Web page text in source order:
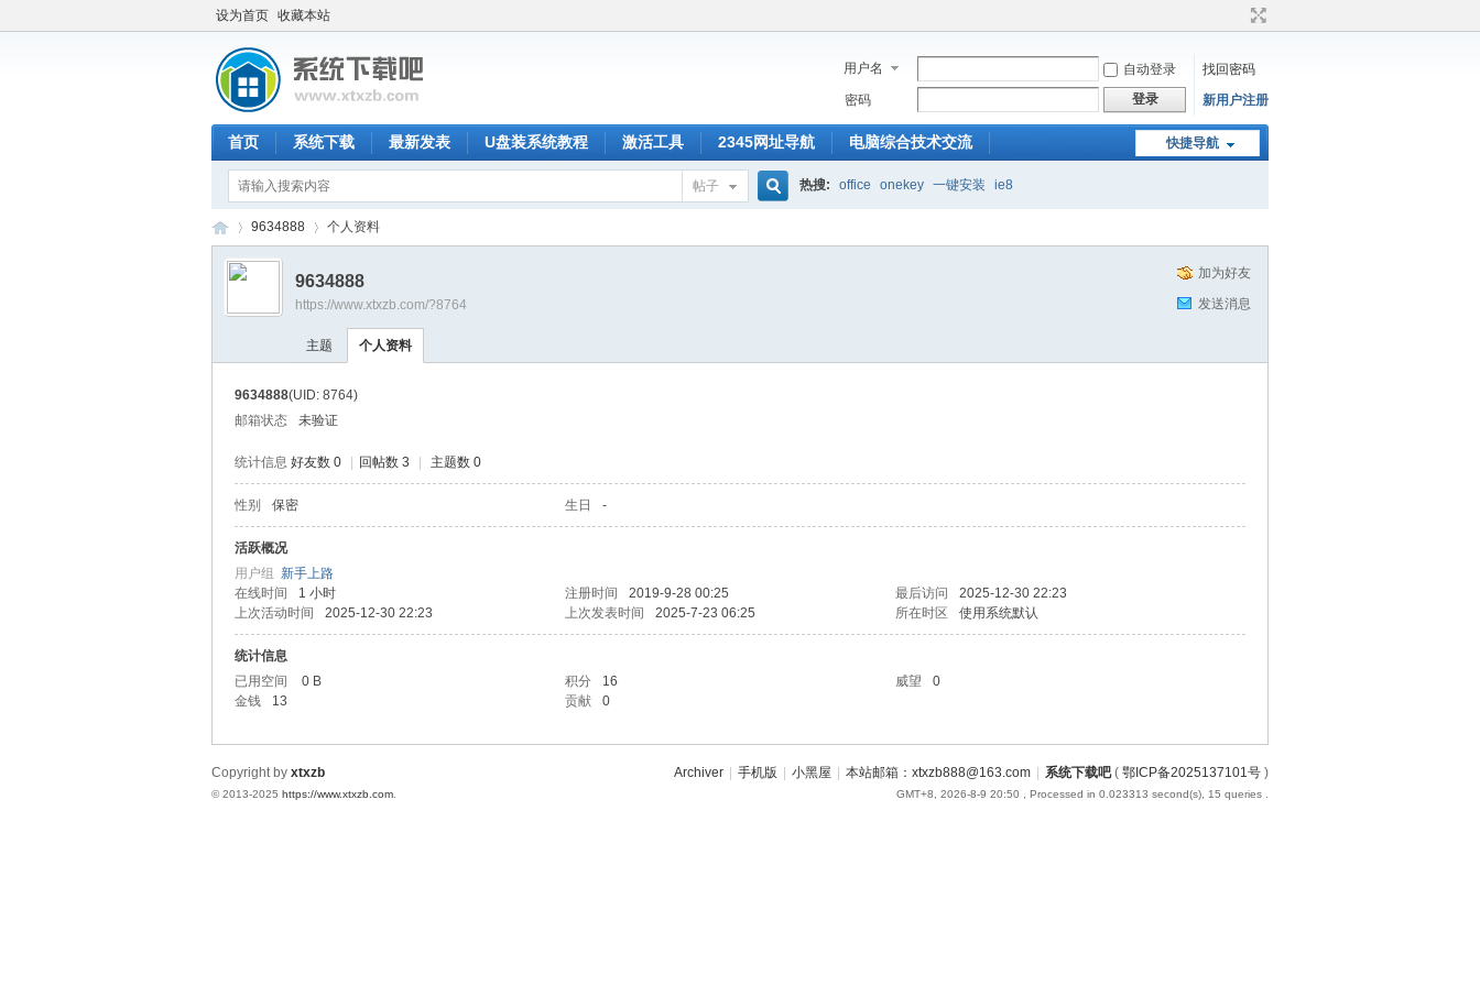
设为首页 收藏本站
用户名 自动登录
找回密码
密码
登录 新用户注册
快捷导航
首页 系统下载 最新发表 U盘装系统教程 激活工具 2345网址导航 电脑综合技术交流
帖子 热搜: office onekey 一键安装 ie8
›
9634888 个人资料
加为好友
发送消息
9634888
https://www.xtxzb.com/?8764
主题 个人资料
9634888(UID: 8764)
邮箱状态
未验证
统计信息 好友数 0 回帖数 3 主题数 0
性别 保密 生日 -
活跃概况
用户组 新手上路
在线时间
1 小时 注册时间 2019-9-28 00:25 最后访问
2025-12-30 22:23
上次活动时间
2025-12-30 22:23 上次发表时间 2025-7-23 06:25 所在时区 使用系统默认
统计信息
已用空间
0 B 积分 16 威望
0
金钱
13 贡献 0
Archiver 手机版 小黑屋 本站邮箱：xtxzb888@163.com 系统下载吧( 鄂ICP备2025137101号 )
GMT+8, 2026-8-9 20:50 , Processed in 0.023313 second(s), 15 queries .
Copyright by xtxzb
© 2013-2025 https://www.xtxzb.com